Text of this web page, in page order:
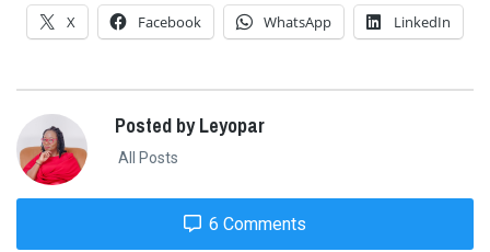
X Facebook WhatsApp LinkedIn
Posted by Leyopar
All Posts
6 Comments